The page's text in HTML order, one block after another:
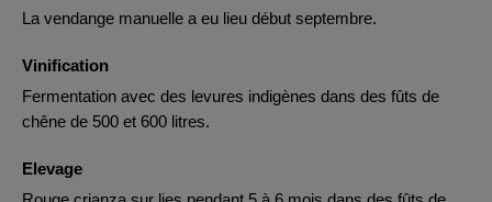
La vendange manuelle a eu lieu début septembre.
Vinification
Fermentation avec des levures indigènes dans des fûts de
chêne de 500 et 600 litres.
Elevage